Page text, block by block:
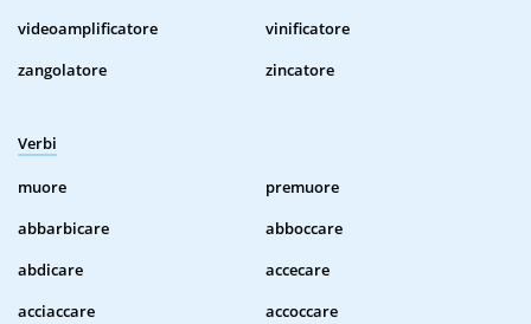
videoamplificatore
vinificatore
zangolatore
zincatore
Verbi
muore
premuore
abbarbicare
abboccare
abdicare
accecare
acciaccare
accoccare